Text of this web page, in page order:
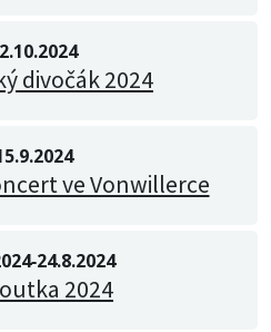
divočák 2024
ve Vonwillerce
2024